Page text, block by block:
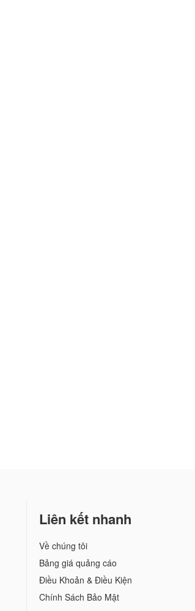
Liên kết nhanh
Về chúng tôi
Bảng giá quảng cáo
Điều Khoản & Điều Kiện
Chính Sách Bảo Mật